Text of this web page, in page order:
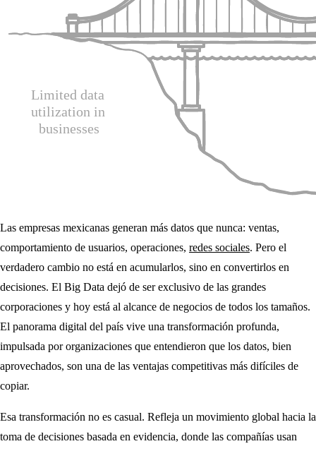
Las empresas mexicanas generan más datos que nunca: ventas,
comportamiento de usuarios, operaciones, redes sociales. Pero el
verdadero cambio no está en acumularlos, sino en convertirlos en
decisiones. El Big Data dejó de ser exclusivo de las grandes
corporaciones y hoy está al alcance de negocios de todos los tamaños.
El panorama digital del país vive una transformación profunda,
impulsada por organizaciones que entendieron que los datos, bien
aprovechados, son una de las ventajas competitivas más difíciles de
copiar.
Esa transformación no es casual. Refleja un movimiento global hacia la
toma de decisiones basada en evidencia, donde las compañías usan